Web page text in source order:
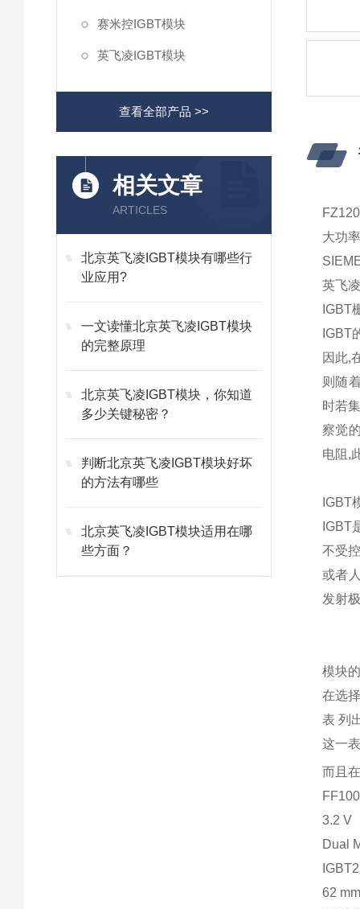
赛米控IGBT模块
英飞凌IGBT模块
查看全部产品 >>
相关文章
ARTICLES
北京英飞凌IGBT模块有哪些行
业应用?
一文读懂北京英飞凌IGBT模块
的完整原理
北京英飞凌IGBT模块，你知道
多少关键秘密？
判断北京英飞凌IGBT模块好坏
的方法有哪些
北京英飞凌IGBT模块适用在哪
些方面？
大功
英飞
IGBT
IGBT
因此,
则随
时若
察觉
电阻,
IGBT
IGBT
不受
或者
发射
模块
在选
表 列
这一
而且
3.2 V
Dual
62